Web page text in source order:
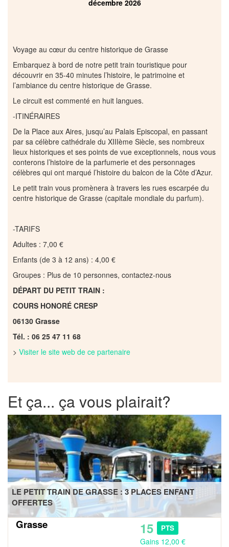
décembre 2026
Voyage au cœur du centre historique de Grasse
Embarquez à bord de notre petit train touristique pour
découvrir en 35-40 minutes l’histoire, le patrimoine et
l’ambiance du centre historique de Grasse.
Le circuit est commenté en huit langues.
-ITINÉRAIRES
De la Place aux Aires, jusqu’au Palais Episcopal, en passant
par sa célèbre cathédrale du XIIIème Siècle, ses nombreux
lieux historiques et ses points de vue exceptionnels, nous vous
conterons l’histoire de la parfumerie et des personnages
célèbres qui ont marqué l’histoire du balcon de la Côte d’Azur.
Le petit train vous promènera à travers les rues escarpée du
centre historique de Grasse (capitale mondiale du parfum).
-TARIFS
Adultes : 7,00 €
Enfants (de 3 à 12 ans) : 4,00 €
Groupes : Plus de 10 personnes, contactez-nous
DÉPART DU PETIT TRAIN :
COURS HONORÉ CRESP
06130 Grasse
Tél. : 06 25 47 11 68
> Visiter le site web de ce partenaire
Et ça... ça vous plairait?
LE PETIT TRAIN DE GRASSE : 3 PLACES ENFANT
OFFERTES
Grasse 15 PTS
Gains 12,00 €